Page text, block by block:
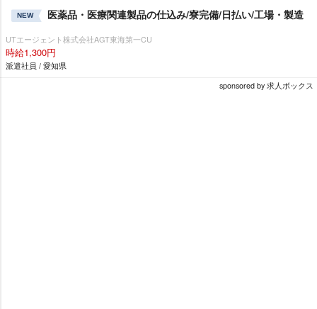
NEW 医薬品・医療関連製品の仕込み/寮完備/日払い/工場・製造
UTエージェント株式会社AGT東海第一CU
時給1,300円
派遣社員 / 愛知県
sponsored by 求人ボックス